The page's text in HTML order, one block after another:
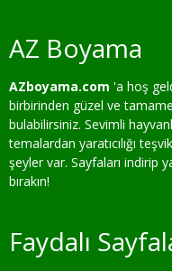
AZ Boyama
AZboyama.com 'a hoş
birbirinden güzel ve
bulabilirsiniz. Sevimli
temalardan yaratıcılığı
şeyler var. Sayfaları indirip
bırakın!
Faydalı